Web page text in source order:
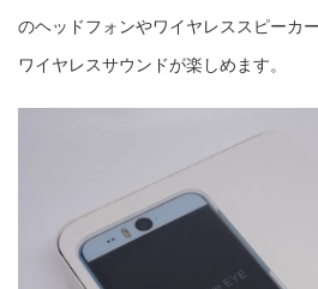
のヘッドフォンやワイヤレススピーカ
ワイヤレスサウンドが楽しめます。